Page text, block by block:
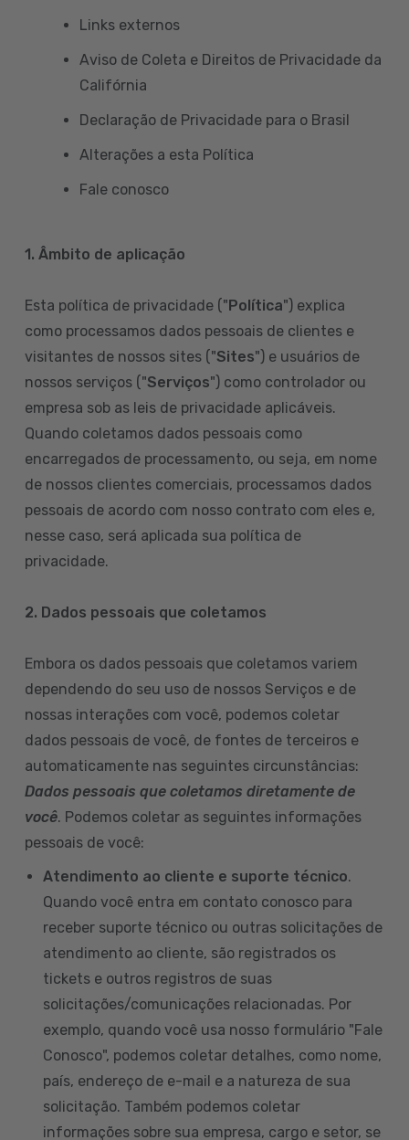
Links externos
Aviso de Coleta e Direitos de Privacidade da
Califórnia
Declaração de Privacidade para o Brasil
Alterações a esta Política
Fale conosco
1. Âmbito de aplicação
Esta política de privacidade ("Política") explica
como processamos dados pessoais de clientes e
visitantes de nossos sites ("Sites") e usuários de
nossos serviços ("Serviços") como controlador ou
empresa sob as leis de privacidade aplicáveis.
Quando coletamos dados pessoais como
encarregados de processamento, ou seja, em nome
de nossos clientes comerciais, processamos dados
pessoais de acordo com nosso contrato com eles e,
nesse caso, será aplicada sua política de
privacidade.
2. Dados pessoais que coletamos
Embora os dados pessoais que coletamos variem
dependendo do seu uso de nossos Serviços e de
nossas interações com você, podemos coletar
dados pessoais de você, de fontes de terceiros e
automaticamente nas seguintes circunstâncias:
Dados pessoais que coletamos diretamente de
você. Podemos coletar as seguintes informações
pessoais de você:
Atendimento ao cliente e suporte técnico.
Quando você entra em contato conosco para
receber suporte técnico ou outras solicitações de
atendimento ao cliente, são registrados os
tickets e outros registros de suas
solicitações/comunicações relacionadas. Por
exemplo, quando você usa nosso formulário "Fale
Conosco", podemos coletar detalhes, como nome,
país, endereço de e-mail e a natureza de sua
solicitação. Também podemos coletar
informações sobre sua empresa, cargo e setor, se